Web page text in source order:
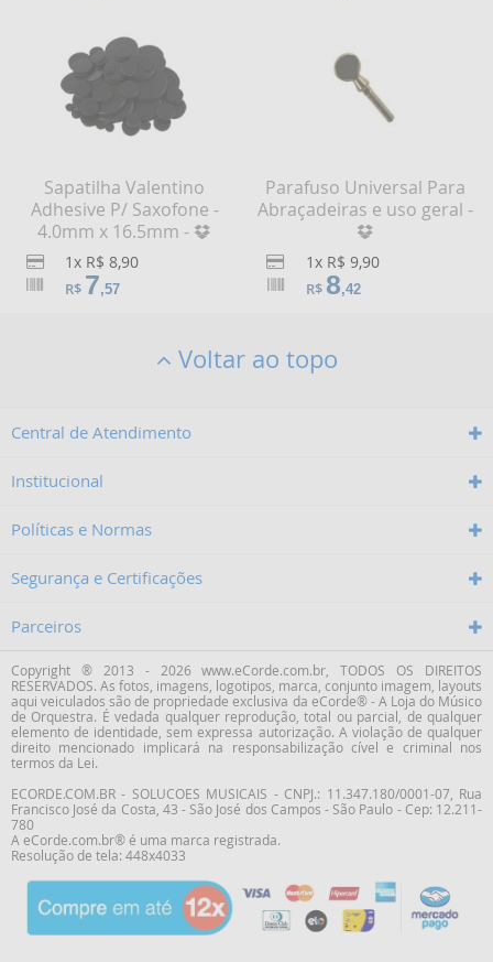
Sapatilha Valentino
Adhesive P/ Saxofone -
4.0mm x 16.5mm -
1x R$ 8,90
R$ 7,57
Parafuso Universal Para
Abraçadeiras e uso geral -
1x R$ 9,90
R$ 8,42
Voltar ao topo
Central de Atendimento
Institucional
Políticas e Normas
Segurança e Certificações
Parceiros
Copyright ® 2013 - 2026 www.eCorde.com.br, TODOS OS DIREITOS
RESERVADOS. As fotos, imagens, logotipos, marca, conjunto imagem, layouts
aqui veiculados são de propriedade exclusiva da eCorde® - A Loja do Músico
de Orquestra. É vedada qualquer reprodução, total ou parcial, de qualquer
elemento de identidade, sem expressa autorização. A violação de qualquer
direito mencionado implicará na responsabilização cível e criminal nos
termos da Lei.
ECORDE.COM.BR - SOLUCOES MUSICAIS - CNPJ.: 11.347.180/0001-07, Rua
Francisco José da Costa 43 - São José dos Campos - São Paulo - Cep: 12.211-
780
A eCorde.com.br® é uma marca registrada.
Resolução de tela: 448x4033